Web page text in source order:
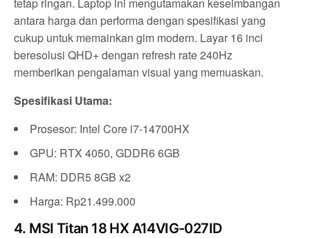
antara harga dan performa dengan spesifikasi yang
cukup untuk memainkan gim modern. Layar 16 inci
beresolusi QHD+ dengan refresh rate 240Hz
memberikan pengalaman visual yang memuaskan.
Spesifikasi Utama:
Prosesor: Intel Core i7-14700HX
GPU: RTX 4050, GDDR6 6GB
RAM: DDR5 8GB x2
Harga: Rp21.499.000
4. MSI Titan 18 HX A14VIG-027ID